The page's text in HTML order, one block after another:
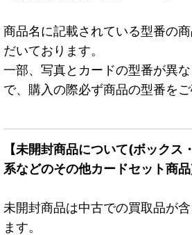
商品名に記載されている型番の
だいております。
一部、写真とカードの型番が異
で、購入の際必ず商品の型番をご
【未開封商品について(ボックス
系などのその他カードセット商品)
未開封商品は中古での買取品が
ます。